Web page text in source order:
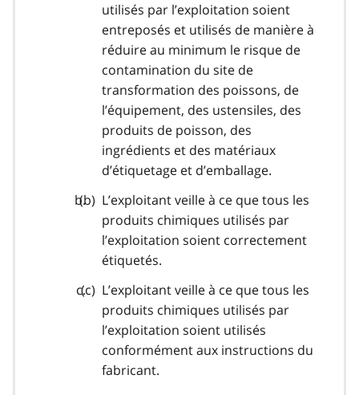
utilisés par l’exploitation soient
entreposés et utilisés de manière à
réduire au minimum le risque de
contamination du site de
transformation des poissons, de
l’équipement, des ustensiles, des
produits de poisson, des
ingrédients et des matériaux
d’étiquetage et d’emballage.
L’exploitant veille à ce que tous les
produits chimiques utilisés par
l’exploitation soient correctement
étiquetés.
L’exploitant veille à ce que tous les
produits chimiques utilisés par
l’exploitation soient utilisés
conformément aux instructions du
fabricant.